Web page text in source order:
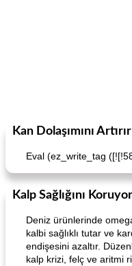
Kan Dolaşımını Artırır
Eval (ez_write_tag
Kalp Sağlığını Koruyor
Deniz ürünlerinde
kalbi sağlıklı tutar ve
endişesini azaltır.
kalp krizi, felç ve aritmi